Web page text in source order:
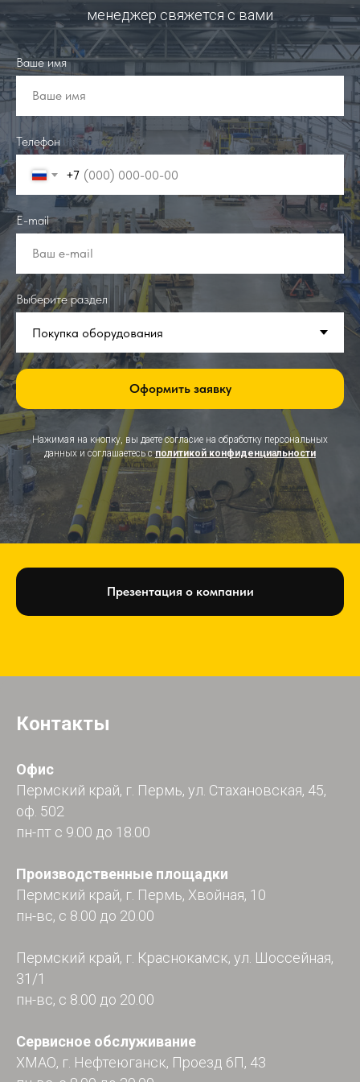
менеджер свяжется с вами
Ваше имя
Ваше имя
Телефон
+7
E-mail
Ваш e-mail
Выберите раздел
Оформить заявку
Нажимая на кнопку, вы даете согласие на обработку персональных
данных и соглашаетесь cполитикой конфиденциальности
Презентация о компании
Контакты
Офис
Пермский край, г. Пермь, ул. Стахановская, 45,
оф. 502
пн-пт с 9.00 до 18.00
Производственные площадки
Пермский край, г. Пермь, Хвойная, 10
пн-вс, с 8.00 до 20.00
Пермский край, г. Краснокамск, ул. Шоссейная,
31/1
пн-вс, с 8.00 до 20.00
Сервисное обслуживание
ХМАО, г. Нефтеюганск, Проезд 6П, 43